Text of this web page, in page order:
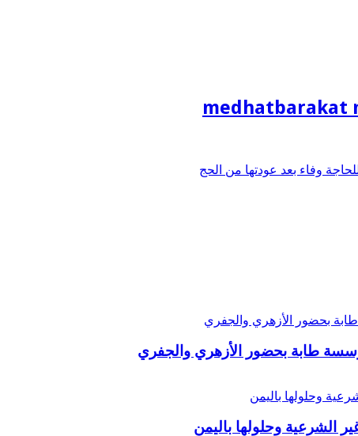
medhatbarakat
وفاء بعد عودتها من الحج
طابة بحضور الأزهري والجفري
الشرعية وحلولها باليمن